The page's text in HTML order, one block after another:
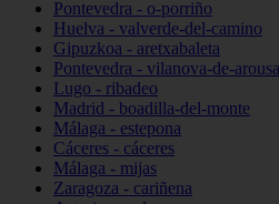
Pontevedra - o-porriño
Huelva - valverde-del-camino
Gipuzkoa - aretxabaleta
Pontevedra - vilanova-de-arousa
Lugo - ribadeo
Madrid - boadilla-del-monte
Málaga - estepona
Cáceres - cáceres
Málaga - mijas
Zaragoza - cariñena